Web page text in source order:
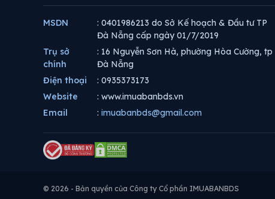
MSDN
: 0401986213 do Sở Kế hoạch & Đầu tư TP
Đà Nẵng cấp ngày 01/7/2019
Trụ sở
chính
: 16 Nguyễn Sơn Hà, phường Hòa Cường, tp
Đà Nẵng
Điện thoại
: 0935373173
Website
: www.imuabanbds.vn
Email
: imuabanbds@gmail.com
© 2026 - Bản quyền của Công ty Cổ phần IMUABANBDS